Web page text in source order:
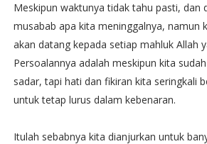
Meskipun waktunya tidak tahu pasti, dan
musabab apa kita meninggalnya, namun
akan datang kepada setiap mahluk Allah
Persoalannya adalah meskipun kita
sadar, tapi hati dan fikiran kita seringkali
untuk tetap lurus dalam kebenaran.
Itulah sebabnya kita dianjurkan untuk